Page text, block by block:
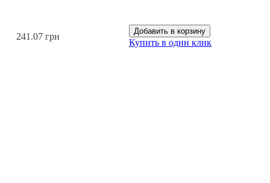
241.07 грн
Добавить в корзину
Купить в один клик